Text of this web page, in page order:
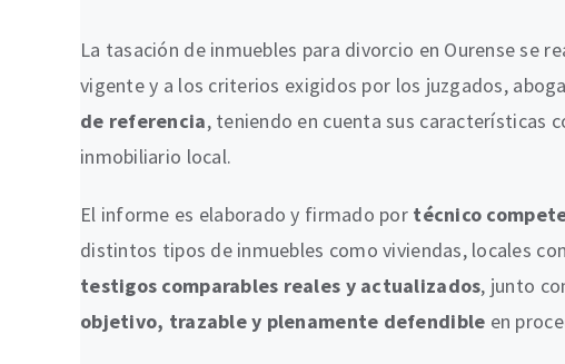
La tasación de inmuebles para divorcio en Ourense
vigente y a los criterios exigidos por los juzgados,
de referencia, teniendo en cuenta sus características
inmobiliario local.
El informe es elaborado y firmado por técnico
distintos tipos de inmuebles como viviendas, locales
testigos comparables reales y actualizados, junto
objetivo, trazable y plenamente defendible en